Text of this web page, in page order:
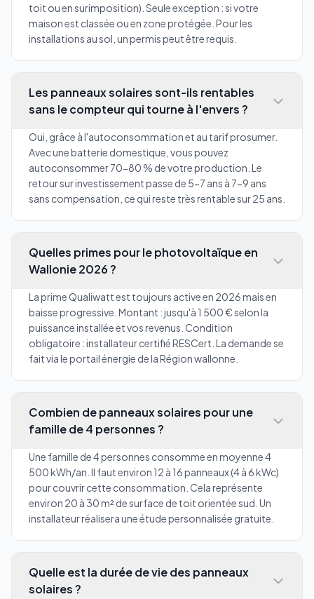
toit ou en surimposition). Seule exception : si votre
maison est classée ou en zone protégée. Pour les
installations au sol, un permis peut être requis.
Les panneaux solaires sont-ils rentables
sans le compteur qui tourne à l'envers ?
Oui, grâce à l'autoconsommation et au tarif prosumer.
Avec une batterie domestique, vous pouvez
autoconsommer 70-80 % de votre production. Le
retour sur investissement passe de 5-7 ans à 7-9 ans
sans compensation, ce qui reste très rentable sur 25 ans.
Quelles primes pour le photovoltaïque en
Wallonie 2026 ?
La prime Qualiwatt est toujours active en 2026 mais en
baisse progressive. Montant : jusqu'à 1 500 € selon la
puissance installée et vos revenus. Condition
obligatoire : installateur certifié RESCert. La demande se
fait via le portail énergie de la Région wallonne.
Combien de panneaux solaires pour une
famille de 4 personnes ?
Une famille de 4 personnes consomme en moyenne 4
500 kWh/an. Il faut environ 12 à 16 panneaux (4 à 6 kWc)
pour couvrir cette consommation. Cela représente
environ 20 à 30 m² de surface de toit orientée sud. Un
installateur réalisera une étude personnalisée gratuite.
Quelle est la durée de vie des panneaux
solaires ?